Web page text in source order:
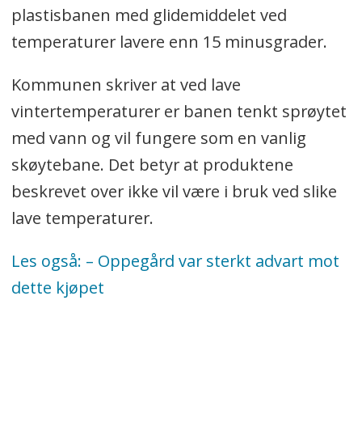
plastisbanen med glidemiddelet ved
temperaturer lavere enn 15 minusgrader.
Kommunen skriver at ved lave
vintertemperaturer er banen tenkt sprøytet
med vann og vil fungere som en vanlig
skøytebane. Det betyr at produktene
beskrevet over ikke vil være i bruk ved slike
lave temperaturer.
Les også: – Oppegård var sterkt advart mot
dette kjøpet